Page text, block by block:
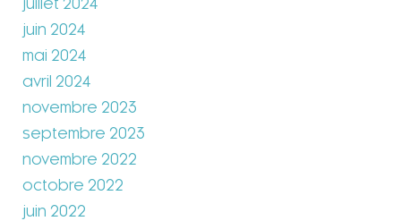
juillet 2024
juin 2024
mai 2024
avril 2024
novembre 2023
septembre 2023
novembre 2022
octobre 2022
juin 2022